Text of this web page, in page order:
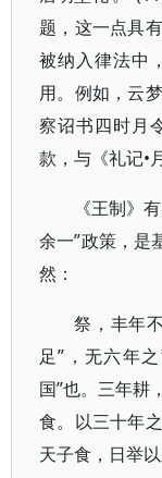
题，这一点具
被纳入律法中
用。例如，云
察诏书四时月
款，与《礼记•
《王制》
余一”政策，是
然：
祭，丰年
足”，无六年
国”也。三年耕
食。以三十年
天子食，日举